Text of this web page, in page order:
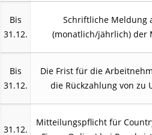
Bis
31.12.
Schriftliche Meldung
(monatlich/jährlich) der
Bis
31.12.
Die Frist für die
die Rückzahlung von zu
31.12.
Mitteilungspflicht für